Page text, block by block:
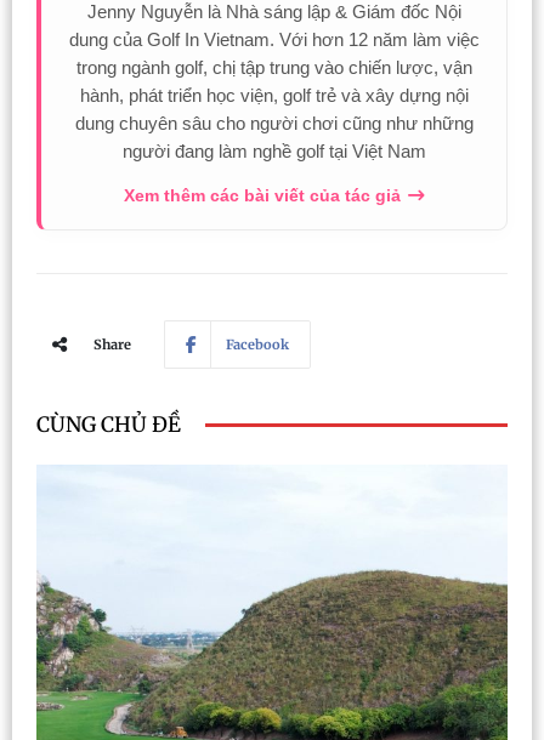
Jenny Nguyễn là Nhà sáng lập & Giám đốc Nội
dung của Golf In Vietnam. Với hơn 12 năm làm việc
trong ngành golf, chị tập trung vào chiến lược, vận
hành, phát triển học viện, golf trẻ và xây dựng nội
dung chuyên sâu cho người chơi cũng như những
người đang làm nghề golf tại Việt Nam
Xem thêm các bài viết của tác giả
Share Facebook
CÙNG CHỦ ĐỀ